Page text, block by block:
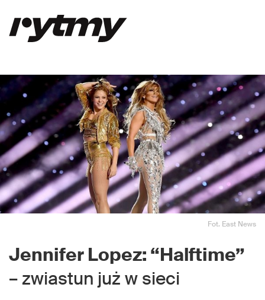
Fot. East News
Jennifer Lopez: “Halftime”
– zwiastun już w sieci